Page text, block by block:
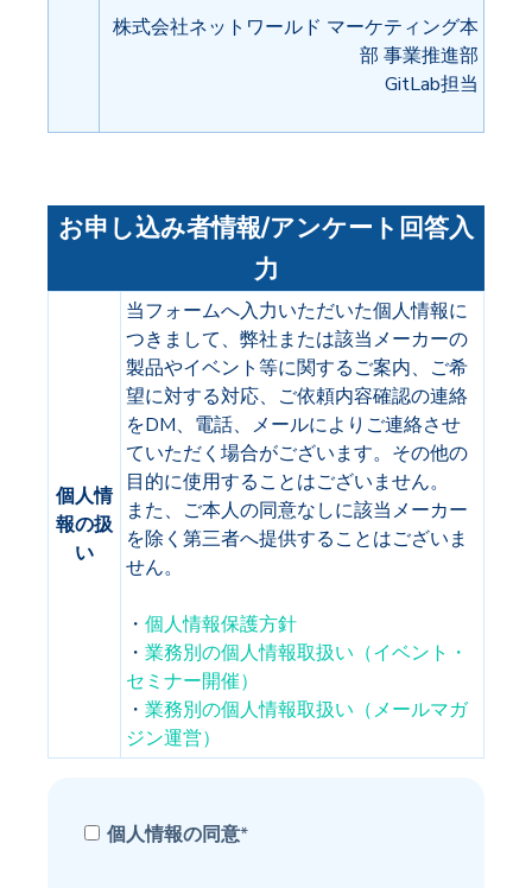
株式会社ネットワールド マーケティング本
部 事業推進部
GitLab担当
お申し込み者情報/アンケート回答入
力
個人情
報の扱
い
当フォームへ入力いただいた個人情報に
つきまして、弊社または該当メーカーの
製品やイベント等に関するご案内、ご希
望に対する対応、ご依頼内容確認の連絡
をDM、電話、メールによりご連絡させ
ていただく場合がございます。 その他の
目的に使用することはございません。
また、ご本人の同意なしに該当メーカー
を除く第三者へ提供することはございま
せん。
・ 個人情報保護方針
・ 業務別の個人情報取扱い（イベント・
セミナー開催）
・ 業務別の個人情報取扱い（メールマガ
ジン運営）
個人情報の同意*